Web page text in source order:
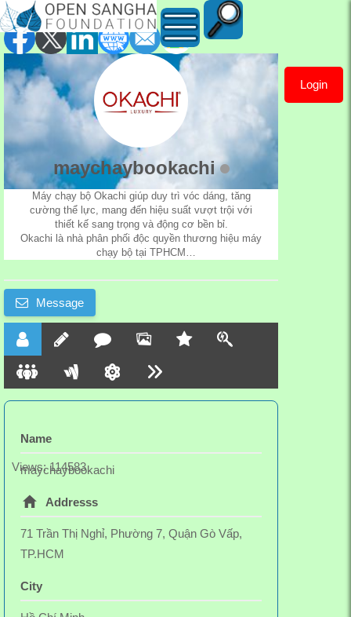
maychaybookachi Login
maychaybookachi
Máy chạy bộ Okachi giúp duy trì vóc dáng, tăng
cường thể lực, mang đến hiệu suất vượt trội với
thiết kế sang trọng và động cơ bền bỉ.
Okachi là nhà phân phối độc quyền thương hiệu máy
chạy bộ tại TPHCM
TP.HCM
https://okachi.vn/may-chay-bo-tai-nha
Google map:https://www.google.com/maps?
cid=18297721056673484995
Hashtag: #maychaybo #máy_chạy_bộ
#maychaybookachi #máy_chạy_bộ_OKACHI
Message
Name
maychaybookachi
Addresss
71 Trần Thị Nghỉ, Phường 7, Quận Gò Vấp,
TP.HCM
City
Views: 114583